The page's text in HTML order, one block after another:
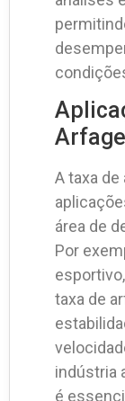
A taxa
área de
Por
taxa de
indústria
é